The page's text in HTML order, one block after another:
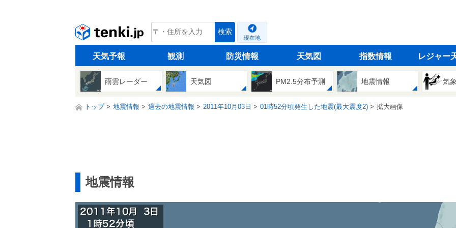
tenki.jp 検索
現在地
天気予報 観測 防災情報 天気図 指数情報 レジャー
雨雲レーダー 天気図 PM2.5分布予測 地震情報 気
トップ 地震情報 過去の地震情報 2011年10月03日 01時52分頃発生した地震(最大震度2) 拡大画像
地震情報